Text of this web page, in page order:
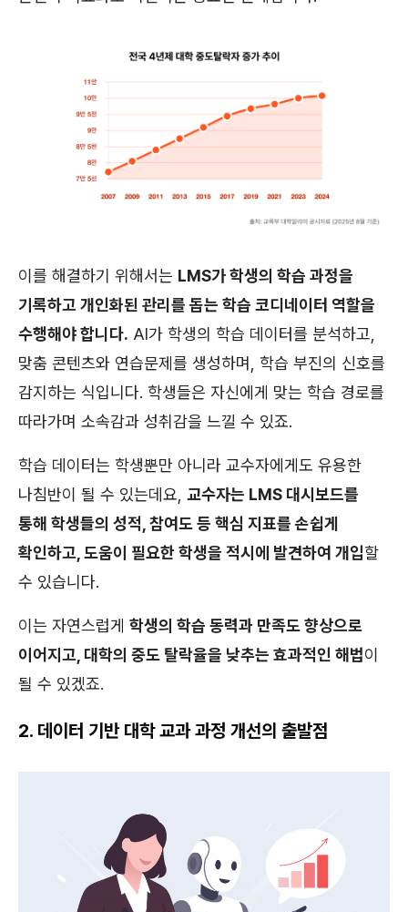
이를 해결하기 위해서는 LMS가 학생의 학습 과정을
기록하고 개인화된 관리를 돕는 학습 코디네이터 역할을
수행해야 합니다. AI가 학생의 학습 데이터를 분석하고,
맞춤 콘텐츠와 연습문제를 생성하며, 학습 부진의 신호를
감지하는 식입니다. 학생들은 자신에게 맞는 학습 경로를
따라가며 소속감과 성취감을 느낄 수 있죠.
학습 데이터는 학생뿐만 아니라 교수자에게도 유용한
나침반이 될 수 있는데요, 교수자는 LMS 대시보드를
통해 학생들의 성적, 참여도 등 핵심 지표를 손쉽게
확인하고, 도움이 필요한 학생을 적시에 발견하여 개입할
수 있습니다.
이는 자연스럽게 학생의 학습 동력과 만족도 향상으로
이어지고, 대학의 중도 탈락율을 낮추는 효과적인 해법이
될 수 있겠죠.
2. 데이터 기반 대학 교과 과정 개선의 출발점